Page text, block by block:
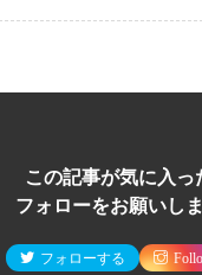
この記事が気に入っ
フォローをお願いし
フォローする